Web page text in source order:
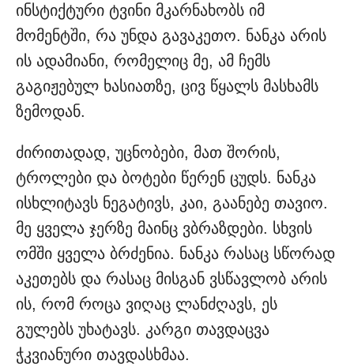
ინსტიქტური ტვინი მკარნახობს იმ
მომენტში, რა უნდა გავაკეთო. ნანკა არის
ის ადამიანი, რომელიც მე, ამ ჩემს
გაგიჟებულ ხასიათზე, ცივ წყალს მასხამს
ზემოდან.
ძირითადად, უცნობები, მათ შორის,
ტროლები და ბოტები წერენ ცუდს. ნანკა
ისხლიტავს ნეგატივს, კაი, გაანებე თავიო.
მე ყველა ჯერზე მაინც ვბრაზდები. სხვის
ომში ყველა ბრძენია. ნანკა რასაც სწორად
აკეთებს და რასაც მისგან ვსწავლობ არის
ის, რომ როცა ვიღაც ლანძღავს, ეს
გულებს უხატავს. კარგი თავდაცვა
ჭკვიანური თავდასხმაა.